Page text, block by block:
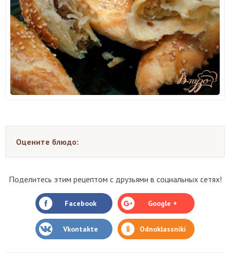
Оцените блюдо:
Поделитесь этим рецептом с друзьями в социальных сетях!
Facebook Google +
Vkontakte Odnoklassniki